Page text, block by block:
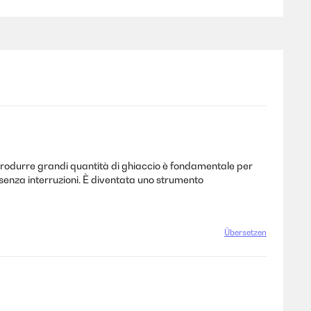
grandi quantità di ghiaccio è fondamentale per
interruzioni. È diventata uno strumento
Übersetzen